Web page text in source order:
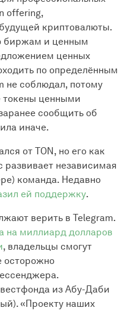
offering,
криптовалюты.
биржам и ценным
ценных
по определённым
не соблюдал, потому
токены ценными
сообщить об
иначе.
от TON, но его как
развивает независимая
команда. Недавно
ей поддержку.
верить в Telegram.
на миллиард долларов
, владельцы смогут
осторожно
из Абу-Даби
«Проекту наших